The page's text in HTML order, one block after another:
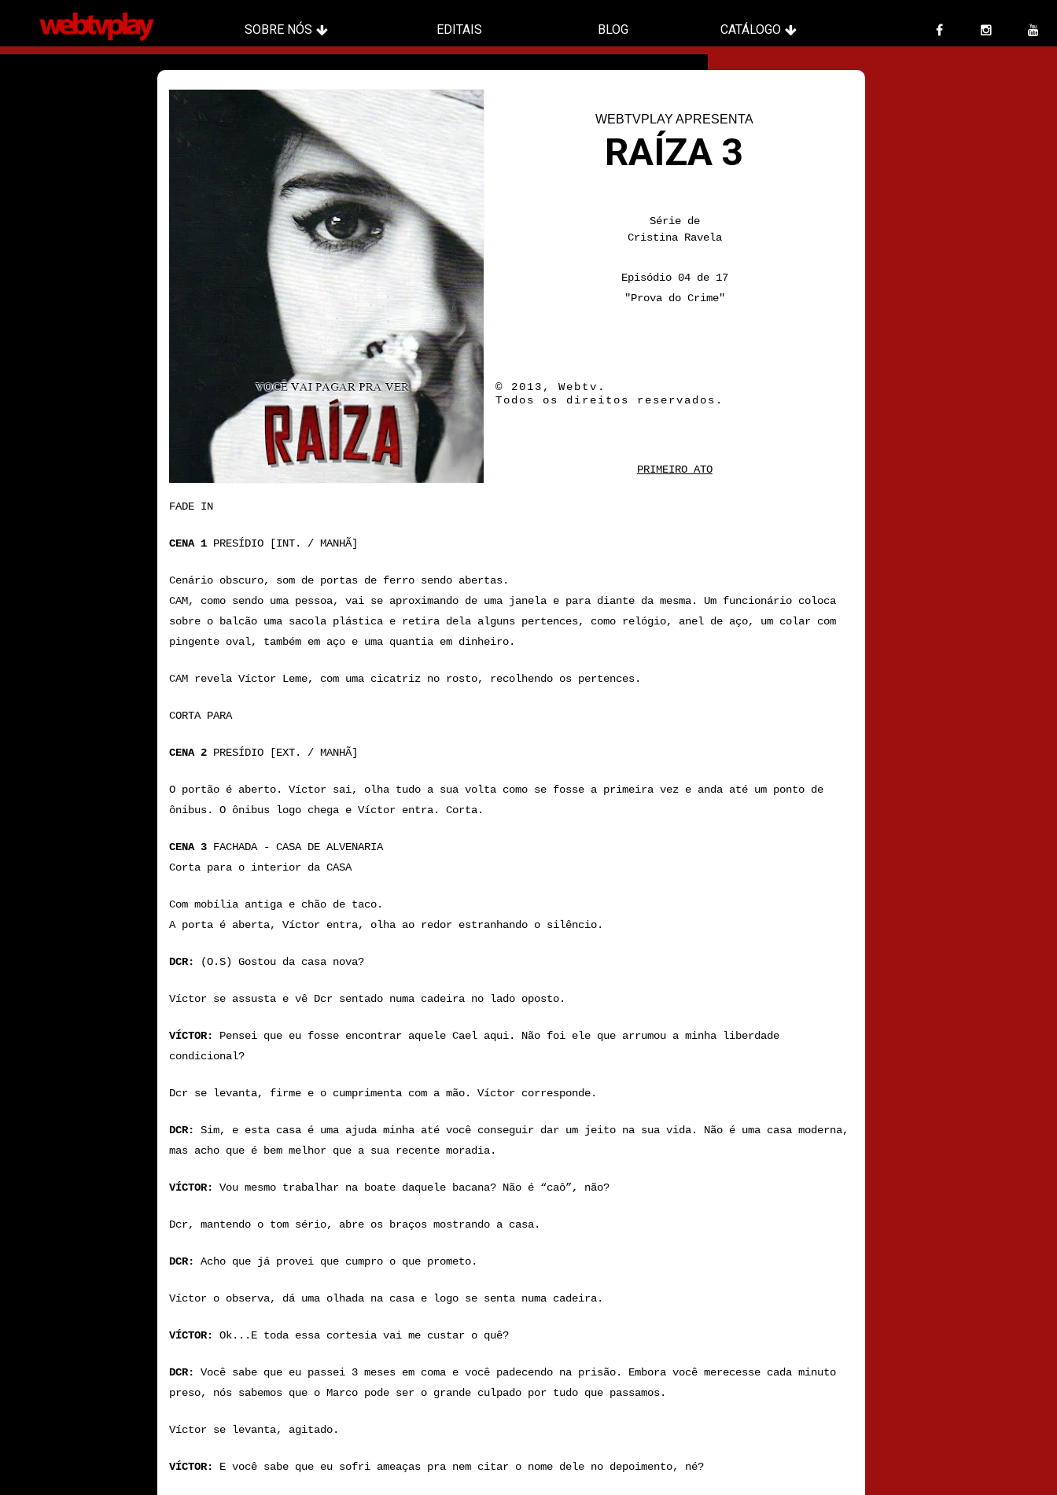
SOBRE NÓS EDITAIS BLOG CATÁLOGO
WEBTVPLAY APRESENTA
RAÍZA 3
Série de
Cristina Ravela
Episódio 04 de 17
"Prova do Crime"
© 2013, Webtv.
Todos os direitos reservados.
PRIMEIRO ATO
FADE IN
CENA 1 PRESÍDIO [INT. / MANHÃ]
Cenário obscuro, som de portas de ferro sendo abertas.
CAM, como sendo uma pessoa, vai se aproximando de uma janela e para diante da mesma. Um funcionário coloca
sobre o balcão uma sacola plástica e retira dela alguns pertences, como relógio, anel de aço, um colar com
pingente oval, também em aço e uma quantia em dinheiro.
CAM revela Víctor Leme, com uma cicatriz no rosto, recolhendo os pertences.
CORTA PARA
CENA 2 PRESÍDIO [EXT. / MANHÃ]
O portão é aberto. Víctor sai, olha tudo a sua volta como se fosse a primeira vez e anda até um ponto de
ônibus. O ônibus logo chega e Víctor entra. Corta.
CENA 3 FACHADA - CASA DE ALVENARIA
Corta para o interior da CASA
Com mobília antiga e chão de taco.
A porta é aberta, Víctor entra, olha ao redor estranhando o silêncio.
DCR: (O.S) Gostou da casa nova?
Víctor se assusta e vê Dcr sentado numa cadeira no lado oposto.
VÍCTOR:
Pensei que eu fosse encontrar aquele Cael aqui. Não foi ele que arrumou a minha liberdade
condicional?
Dcr se levanta, firme e o cumprimenta com a mão. Víctor corresponde.
DCR:
Sim, e esta casa é uma ajuda minha até você conseguir dar um jeito na sua vida. Não é uma casa moderna,
mas acho que é bem melhor que a sua recente moradia.
VÍCTOR: Vou mesmo trabalhar na boate daquele bacana? Não é “caô”, não?
Dcr, mantendo o tom sério, abre os braços mostrando a casa.
DCR: Acho que já provei que cumpro o que prometo.
Víctor o observa, dá uma olhada na casa e logo se senta numa cadeira.
VÍCTOR: Ok...E toda essa cortesia vai me custar o quê?
DCR:
Você sabe que eu passei 3 meses em coma e você padecendo na prisão. Embora você merecesse cada minuto
preso, nós sabemos que o Marco pode ser o grande culpado por tudo que passamos.
Víctor se levanta, agitado.
VÍCTOR: E você sabe que eu sofri ameaças pra nem citar o nome dele no depoimento, né?